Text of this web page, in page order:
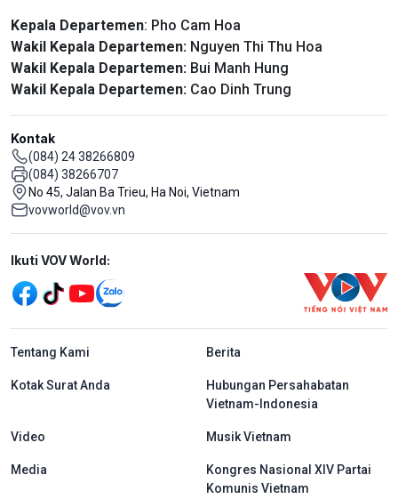
Kepala Departemen: Pho Cam Hoa
Wakil Kepala Departemen: Nguyen Thi Thu Hoa
Wakil Kepala Departemen: Bui Manh Hung
Wakil Kepala Departemen: Cao Dinh Trung
Kontak
(084) 24 38266809
(084) 38266707
No 45, Jalan Ba Trieu, Ha Noi, Vietnam
vovworld@vov.vn
Mạng xã hội
Ikuti VOV World:
menu footer tiếng Indo
Tentang Kami Berita
Kotak Surat Anda
Hubungan Persahabatan
Vietnam-Indonesia
Video Musik Vietnam
Media
Kongres Nasional XIV Partai
Komunis Vietnam